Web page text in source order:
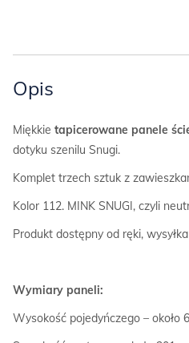
Opis
Miękkie tapicerowane panele
dotyku szenilu Snugi.
Komplet trzech sztuk z
Kolor 112. MINK SNUGI, czyli
Produkt dostępny od ręki,
Wymiary paneli:
Wysokość pojedyńczego – około